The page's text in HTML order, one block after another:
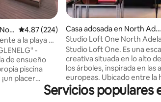
Calificación promedio: 4.87 de 5, 224
4.87 (224)
a la playa en
y terraza -
de ensueño
piscina
placer
impresionante
Glenelg Beach
Casa adosada en North Adel
aide
Studio Loft One North
Emoción al llegar
Studio Loft One. Es una escapada
creativa situada en lo alto
los árboles, inspirada en las
europeas. Ubicado entre la
calles cuidadas, es el
perfecto para alojarse y
Servicios populares